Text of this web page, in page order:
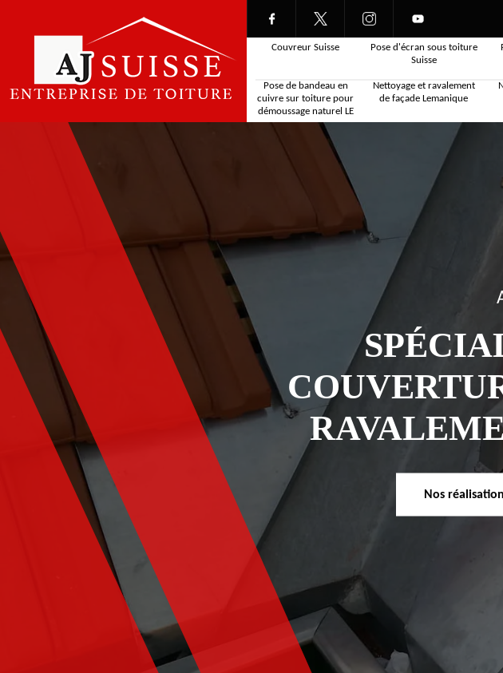
Couvreur Suisse
Pose d'écran sous toiture
Suisse
Pose de bandeau en
cuivre sur toiture pour
démoussage naturel LE
Nettoyage et ravalement
de façade Lemanique
Nos